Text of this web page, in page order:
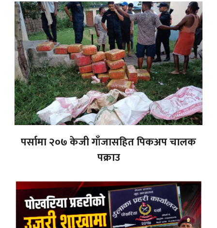
पर्सामा २०७ केजी गाँजासहित पिकअप चालक
पक्राउ